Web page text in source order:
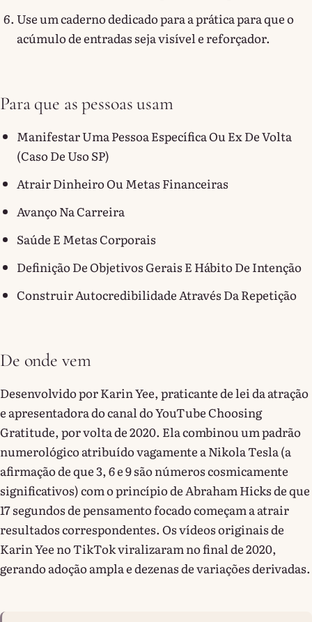
Use um caderno dedicado para a prática para que o
acúmulo de entradas seja visível e reforçador.
Para que as pessoas usam
Manifestar Uma Pessoa Específica Ou Ex De Volta
(caso De Uso SP)
Atrair Dinheiro Ou Metas Financeiras
Avanço Na Carreira
Saúde E Metas Corporais
Definição De Objetivos Gerais E Hábito De Intenção
Construir Autocredibilidade Através Da Repetição
De onde vem
Desenvolvido por Karin Yee, praticante de lei da atração
e apresentadora do canal do YouTube Choosing
Gratitude, por volta de 2020. Ela combinou um padrão
numerológico atribuído vagamente a Nikola Tesla (a
afirmação de que 3, 6 e 9 são números cosmicamente
significativos) com o princípio de Abraham Hicks de que
17 segundos de pensamento focado começam a atrair
resultados correspondentes. Os vídeos originais de
Karin Yee no TikTok viralizaram no final de 2020,
gerando adoção ampla e dezenas de variações derivadas.